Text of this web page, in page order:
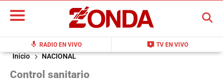
mic RADIO EN VIVO live_tv TV EN VIVO
BUSCAR
Inicio NACIONAL
Control sanitario